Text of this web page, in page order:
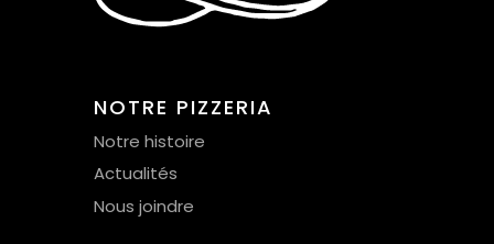
NOTRE PIZZERIA
Notre histoire
Actualités
Nous joindre